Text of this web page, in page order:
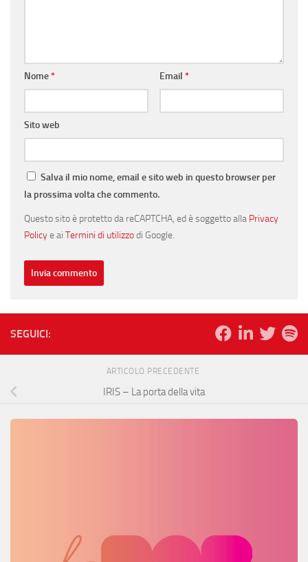
Nome* Email *
Sito web
Salva il mio nome, email e sito web in questo browser per
la prossima volta che commento.
Questo sito è protetto da reCAPTCHA, ed è soggetto alla Privacy
Policye ai Termini di utilizzodi Google.
SEGUICI:
ARTICOLO PRECEDENTE
IRIS – La porta della vita